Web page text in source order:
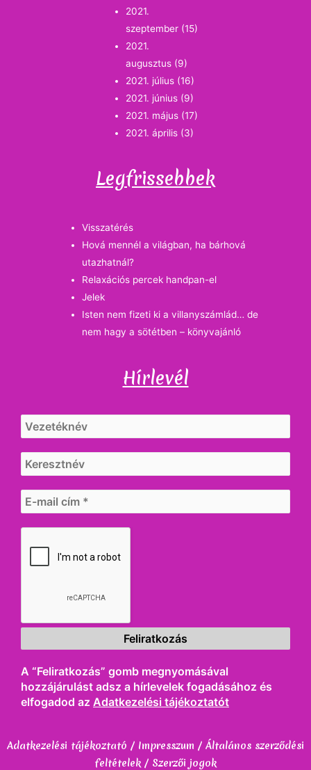
2021.
szeptember (15)
2021.
augusztus (9)
2021. július (16)
2021. június (9)
2021. május (17)
2021. április (3)
Legfrissebbek
Visszatérés
Hová mennél a világban, ha bárhová
utazhatnál?
Relaxációs percek handpan-el
Jelek
Isten nem fizeti ki a villanyszámlád… de
nem hagy a sötétben – könyvajánló
Hírlevél
A “Feliratkozás” gomb megnyomásával
hozzájárulást adsz a hírlevelek fogadásához és
elfogadod az Adatkezelési tájékoztatót
Adatkezelési tájékoztató / Impresszum / Általános szerződési
feltételek / Szerzői jogok